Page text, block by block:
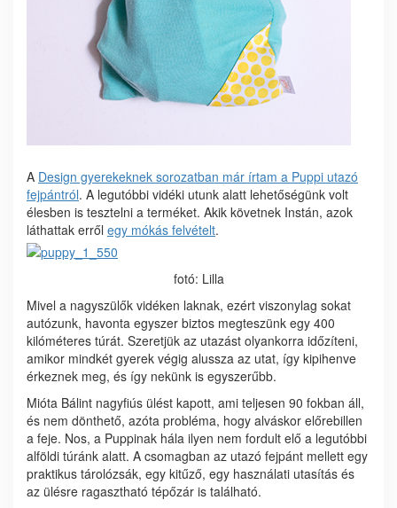
A Design gyerekeknek sorozatban már írtam a Puppi utazó
fejpántról. A legutóbbi vidéki utunk alatt lehetőségünk volt
élesben is tesztelni a terméket. Akik követnek Instán, azok
láthattak erről egy mókás felvételt.
fotó: Lilla
Mivel a nagyszülők vidéken laknak, ezért viszonylag sokat
autózunk, havonta egyszer biztos megteszünk egy 400
kilóméteres túrát. Szeretjük az utazást olyankorra időzíteni,
amikor mindkét gyerek végig alussza az utat, így kipihenve
érkeznek meg, és így nekünk is egyszerűbb.
Mióta Bálint nagyfiús ülést kapott, ami teljesen 90 fokban áll,
és nem dönthető, azóta probléma, hogy alváskor előrebillen
a feje. Nos, a Puppinak hála ilyen nem fordult elő a legutóbbi
alföldi túránk alatt. A csomagban az utazó fejpánt mellett egy
praktikus tárolózsák, egy kitűző, egy használati utasítás és
az ülésre ragasztható tépőzár is található.